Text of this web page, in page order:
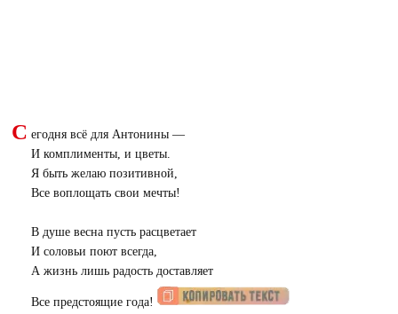
С егодня всё для Антонины —
И комплименты, и цветы.
Я быть желаю позитивной,
Все воплощать свои мечты!
В душе весна пусть расцветает
И соловьи поют всегда,
А жизнь лишь радость доставляет
Все предстоящие года!